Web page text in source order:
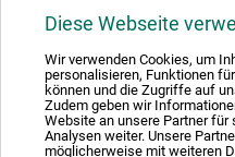
Diese Webseite
Wir verwenden Cookies, um
personalisieren, Funktionen
können und die Zugriffe auf
Zudem geben wir
Website an unsere Partner für
Analysen weiter. Unsere
möglicherweise mit weiteren
Schreiben Sie die erste
JETZT